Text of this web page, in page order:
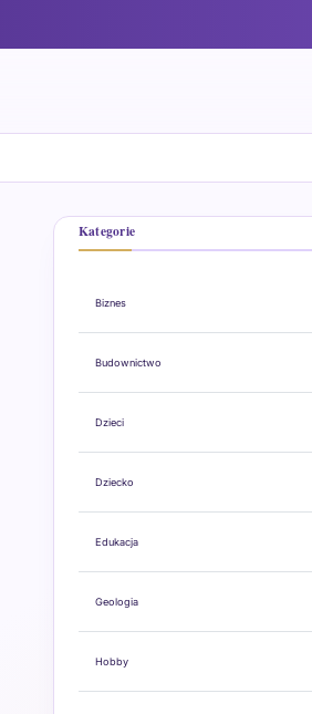
Kategorie
Biznes
Budownictwo
Dzieci
Dziecko
Edukacja
Geologia
Hobby